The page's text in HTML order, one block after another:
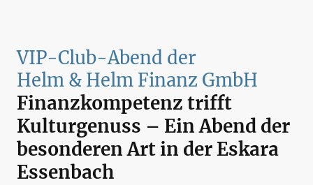
VIP-Club-Abend der
Helm & Helm Finanz GmbH
Finanzkompetenz trifft
Kulturgenuss – Ein Abend der
besonderen Art in der Eskara
Essenbach